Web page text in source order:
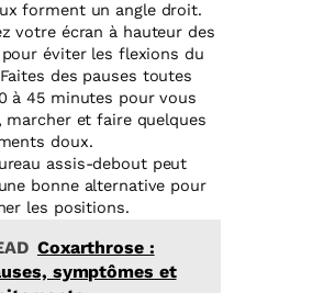
forment un angle droit.
votre écran à hauteur des
éviter les flexions du
des pauses toutes
à 45 minutes pour vous
marcher et faire quelques
doux.
assis-debout peut
bonne alternative pour
les positions.
Coxarthrose :
symptômes et